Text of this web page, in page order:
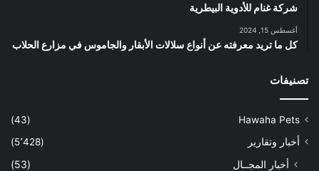
شركة غنام للأدوية البيطرية
أغسطس 15, 2024
كل ما تريد معرفته عن أنواع سلالات الأبقار والجاموس في مزارع الحلاب
تصنيفات
Hawaha Pets
(43)
أخبار وتقارير
(5٬428)
أخبار المجــال
(53)